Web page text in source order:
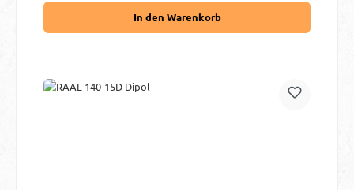
In den Warenkorb